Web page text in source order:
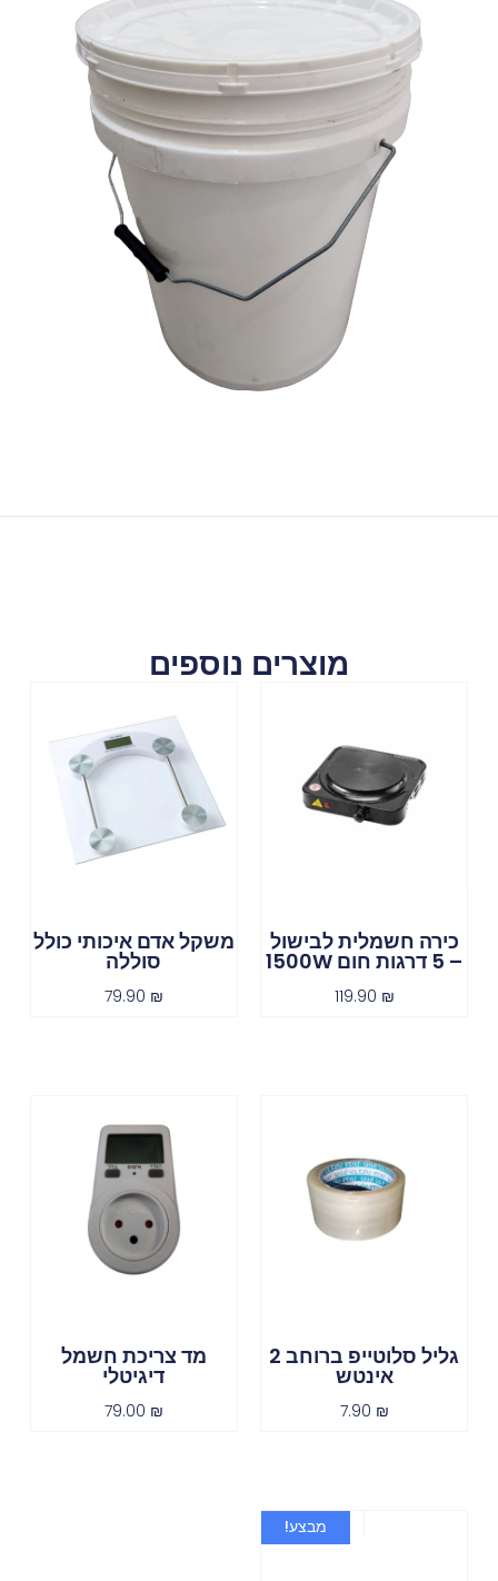
מוצרים נוספים
כירה חשמלית לבישול
– 5 דרגות חום 1500W
119.90 ₪
משקל אדם איכותי כולל
סוללה
79.90 ₪
גליל סלוטייפ ברוחב 2
אינטש
7.90 ₪
מד צריכת חשמל
דיגיטלי
79.00 ₪
מבצע!